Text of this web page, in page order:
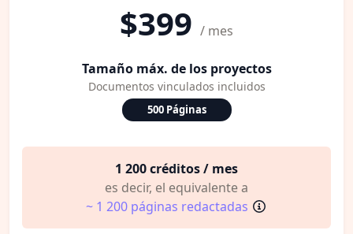
$399 / mes
Tamaño máx. de los proyectos
Documentos vinculados incluidos
500 Páginas
1 200 créditos / mes
es decir, el equivalente a
~ 1 200 páginas redactadas